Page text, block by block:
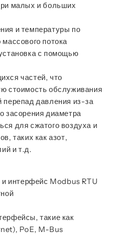
малых и больших
и температуры по
потока
с помощью
частей, что
стоимость обслуживания
перепад давления из-за
засорения диаметра
для сжатого воздуха и
таких как азот,
и т.д.
интерфейс Modbus RTU
такие как
PoE, M-Bus